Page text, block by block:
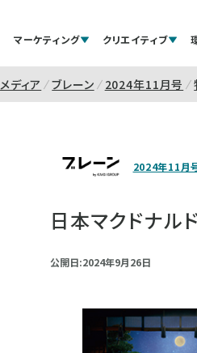
マーケティング クリエイティブ
メディア ブレーン 2024年11月号
2024年11月
日本マクドナル
公開日:2024年9月26日